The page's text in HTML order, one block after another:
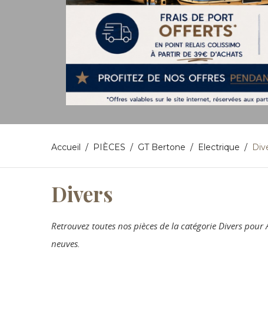
Accueil PIÈCES GT Bertone Electrique
Divers
Retrouvez toutes nos pièces de la catégorie Divers
neuves.